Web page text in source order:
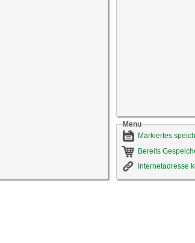
Menu
Markiertes
Bereits
Internetadresse